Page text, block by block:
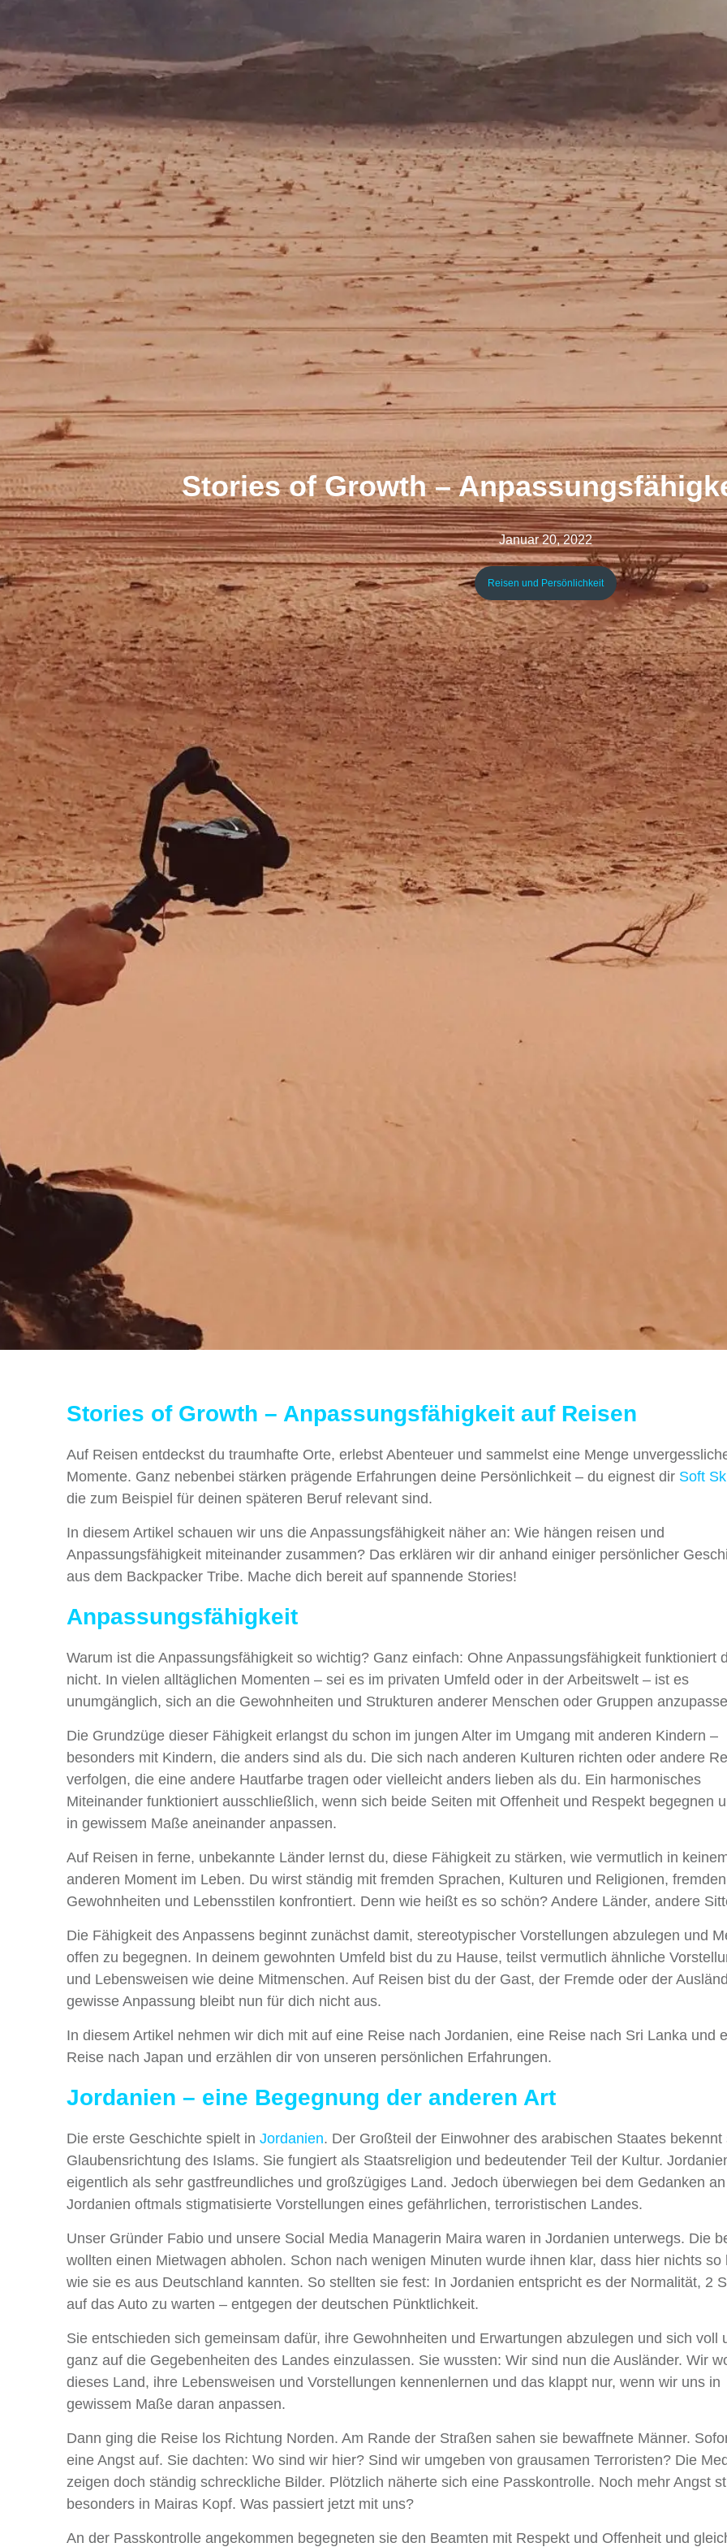
Stories of Growth –
Januar 20, 2022
Reisen und Persönlichkeit
Stories of Growth – Anpassungsfähigkeit auf Reisen
Auf Reisen entdeckst du traumhafte Orte, erlebst Abenteuer und sammelst eine Menge
Momente. Ganz nebenbei stärken prägende Erfahrungen deine Persönlichkeit – du eignest dir Soft
die zum Beispiel für deinen späteren Beruf relevant sind.
In diesem Artikel schauen wir uns die Anpassungsfähigkeit näher an: Wie hängen reisen und
Anpassungsfähigkeit miteinander zusammen? Das erklären wir dir anhand einiger persönlicher
aus dem Backpacker Tribe. Mache dich bereit auf spannende Stories!
Anpassungsfähigkeit
Warum ist die Anpassungsfähigkeit so wichtig? Ganz einfach: Ohne Anpassungsfähigkeit funktioniert
nicht. In vielen alltäglichen Momenten – sei es im privaten Umfeld oder in der Arbeitswelt – ist es
unumgänglich, sich an die Gewohnheiten und Strukturen anderer Menschen oder Gruppen
Die Grundzüge dieser Fähigkeit erlangst du schon im jungen Alter im Umgang mit anderen Kindern –
besonders mit Kindern, die anders sind als du. Die sich nach anderen Kulturen richten oder andere
verfolgen, die eine andere Hautfarbe tragen oder vielleicht anders lieben als du. Ein harmonisches
Miteinander funktioniert ausschließlich, wenn sich beide Seiten mit Offenheit und Respekt begegnen
in gewissem Maße aneinander anpassen.
Auf Reisen in ferne, unbekannte Länder lernst du, diese Fähigkeit zu stärken, wie vermutlich in
anderen Moment im Leben. Du wirst ständig mit fremden Sprachen, Kulturen und Religionen, fremden
Gewohnheiten und Lebensstilen konfrontiert. Denn wie heißt es so schön? Andere Länder, andere
Die Fähigkeit des Anpassens beginnt zunächst damit, stereotypischer Vorstellungen abzulegen und
offen zu begegnen. In deinem gewohnten Umfeld bist du zu Hause, teilst vermutlich ähnliche
und Lebensweisen wie deine Mitmenschen. Auf Reisen bist du der Gast, der Fremde oder der
gewisse Anpassung bleibt nun für dich nicht aus.
In diesem Artikel nehmen wir dich mit auf eine Reise nach Jordanien, eine Reise nach Sri Lanka und
Reise nach Japan und erzählen dir von unseren persönlichen Erfahrungen.
Jordanien – eine Begegnung der anderen Art
Die erste Geschichte spielt in Jordanien. Der Großteil der Einwohner des arabischen Staates bekennt
Glaubensrichtung des Islams. Sie fungiert als Staatsreligion und bedeutender Teil der Kultur.
eigentlich als sehr gastfreundliches und großzügiges Land. Jedoch überwiegen bei dem Gedanken an
Jordanien oftmals stigmatisierte Vorstellungen eines gefährlichen, terroristischen Landes.
Unser Gründer Fabio und unsere Social Media Managerin Maira waren in Jordanien unterwegs. Die
wollten einen Mietwagen abholen. Schon nach wenigen Minuten wurde ihnen klar, dass hier nichts so
wie sie es aus Deutschland kannten. So stellten sie fest: In Jordanien entspricht es der Normalität, 2
auf das Auto zu warten – entgegen der deutschen Pünktlichkeit.
Sie entschieden sich gemeinsam dafür, ihre Gewohnheiten und Erwartungen abzulegen und sich voll
ganz auf die Gegebenheiten des Landes einzulassen. Sie wussten: Wir sind nun die Ausländer. Wir
dieses Land, ihre Lebensweisen und Vorstellungen kennenlernen und das klappt nur, wenn wir uns in
gewissem Maße daran anpassen.
Dann ging die Reise los Richtung Norden. Am Rande der Straßen sahen sie bewaffnete Männer.
eine Angst auf. Sie dachten: Wo sind wir hier? Sind wir umgeben von grausamen Terroristen? Die
zeigen doch ständig schreckliche Bilder. Plötzlich näherte sich eine Passkontrolle. Noch mehr Angst
besonders in Mairas Kopf. Was passiert jetzt mit uns?
An der Passkontrolle angekommen begegneten sie den Beamten mit Respekt und Offenheit und